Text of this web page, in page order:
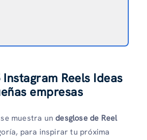
Reels Ideas
empresas
muestra undesglose de Reel
para inspirar tu próxima